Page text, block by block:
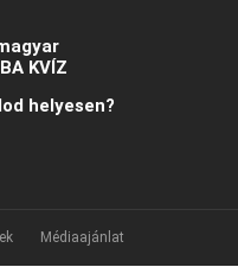
KVÍZ
helyesen?
Médiaajánlat